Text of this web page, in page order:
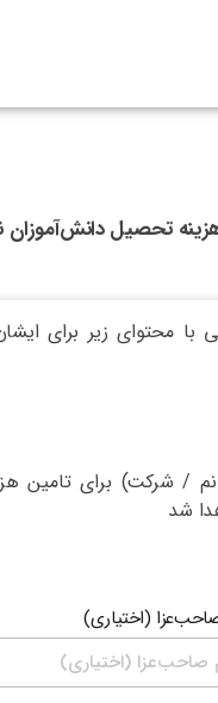
تحصیل دانش‌آموزان
محتوای زیر برای
/ شرکت) برای تامین
شد
(اختیاری)